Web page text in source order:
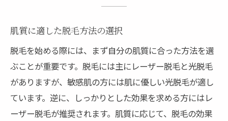
肌質に適した脱毛方法の選択
脱毛を始める際には、まず自分の肌質に合った方法を選
ぶことが重要です。脱毛には主にレーザー脱毛と光脱毛
がありますが、敏感肌の方には肌に優しい光脱毛が適し
ています。逆に、しっかりとした効果を求める方にはレ
ーザー脱毛が推奨されます。肌質に応じて、脱毛の効果